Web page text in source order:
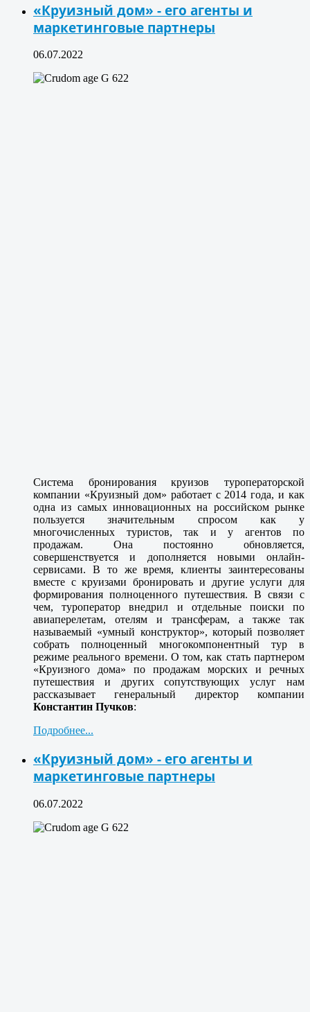
«Круизный дом» - его агенты и
маркетинговые партнеры
06.07.2022
Система бронирования круизов туроператорской
компании «Круизный дом» работает с 2014 года, и как
одна из самых инновационных на российском рынке
пользуется значительным спросом как у
многочисленных туристов, так и у агентов по
продажам. Она постоянно обновляется,
совершенствуется и дополняется новыми онлайн-
сервисами. В то же время, клиенты заинтересованы
вместе с круизами бронировать и другие услуги для
формирования полноценного путешествия. В связи с
чем, туроператор внедрил и отдельные поиски по
авиаперелетам, отелям и трансферам, а также так
называемый «умный конструктор», который позволяет
собрать полноценный многокомпонентный тур в
режиме реального времени. О том, как стать партнером
«Круизного дома» по продажам морских и речных
путешествия и других сопутствующих услуг нам
рассказывает генеральный директор компании
Константин Пучков:
Подробнее...
«Круизный дом» - его агенты и
маркетинговые партнеры
06.07.2022